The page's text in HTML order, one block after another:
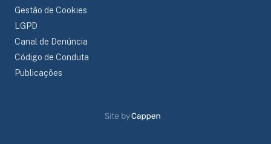
Gestão de Cookies
LGPD
Canal de Denúncia
Código de Conduta
Publicações